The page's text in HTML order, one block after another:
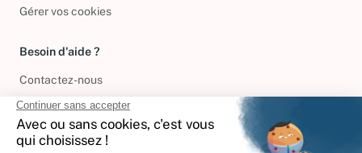
Gérer vos cookies
Besoin d'aide ?
Contactez-nous